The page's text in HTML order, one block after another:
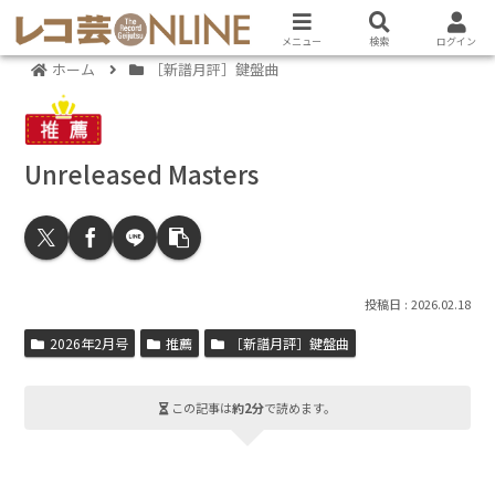
ホーム ［新譜月評］鍵盤曲
Unreleased Masters
2026.02.18
2026年2月号 推薦 ［新譜月評］鍵盤曲
この記事は約2分で読めます。
メニュー 検索 ログイン